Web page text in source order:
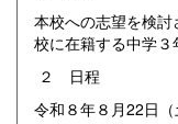
本校への志望を検
校に在籍する中学
２ 日程
令和８年８月22日